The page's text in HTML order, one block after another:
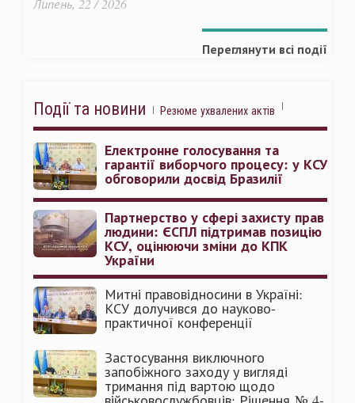
Липень, 22 / 2026
Переглянути всі події
Події та новини Резюме ухвалених актів
Електронне голосування та
гарантії виборчого процесу: у КСУ
обговорили досвід Бразилії
Партнерство у сфері захисту прав
людини: ЄСПЛ підтримав позицію
КСУ, оцінюючи зміни до КПК
України
Митні правовідносини в Україні:
КСУ долучився до науково-
практичної конференції
Застосування виключного
запобіжного заходу у вигляді
тримання під вартою щодо